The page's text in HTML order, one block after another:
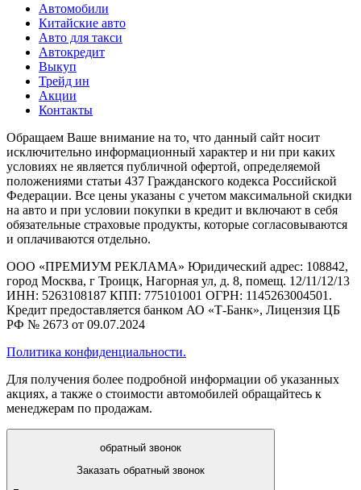
Автомобили
Китайские авто
Авто для такси
Автокредит
Выкуп
Трейд ин
Акции
Контакты
Обращаем Ваше внимание на то, что данный сайт носит
исключительно информационный характер и ни при каких
условиях не является публичной офертой, определяемой
положениями статьи 437 Гражданского кодекса Российской
Федерации. Все цены указаны с учетом максимальной скидки
на авто и при условии покупки в кредит и включают в себя
обязательные страховые продукты, которые согласовываются
и оплачиваются отдельно.
ООО «ПРЕМИУМ РЕКЛАМА» Юридический адрес: 108842,
город Москва, г Троицк, Нагорная ул, д. 8, помещ. 12/11/12/13
ИНН: 5263108187 КПП: 775101001 ОГРН: 1145263004501.
Кредит предоставляется банком АО «Т-Банк», Лицензия ЦБ
РФ № 2673 от 09.07.2024
Политика конфиденциальности.
Для получения более подробной информации об указанных
акциях, а также о стоимости автомобилей обращайтесь к
менеджерам по продажам.
обратный звонок
Заказать обратный звонок